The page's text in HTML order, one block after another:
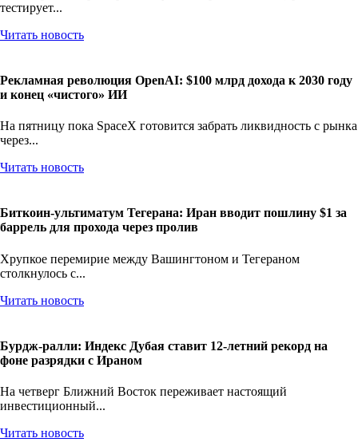
тестирует...
Читать новость
Рекламная революция OpenAI: $100 млрд дохода к 2030 году
и конец «чистого» ИИ
На пятницу пока SpaceX готовится забрать ликвидность с рынка
через...
Читать новость
Биткоин-ультиматум Тегерана: Иран вводит пошлину $1 за
баррель для прохода через пролив
Хрупкое перемирие между Вашингтоном и Тегераном
столкнулось с...
Читать новость
Бурдж-ралли: Индекс Дубая ставит 12-летний рекорд на
фоне разрядки с Ираном
На четверг Ближний Восток переживает настоящий
инвестиционный...
Читать новость